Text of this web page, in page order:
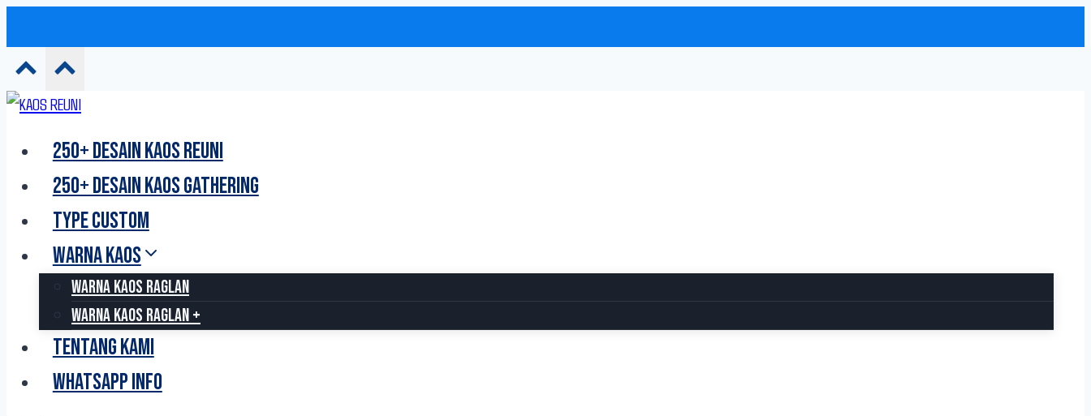
Skip
content
250+ DESAIN KAOS REUNI
250+ DESAIN KAOS GATHERING
TYPE CUSTOM
WARNA KAOS
WARNA KAOS RAGLAN
WARNA KAOS RAGLAN +
TENTANG KAMI
WHATSAPP INFO